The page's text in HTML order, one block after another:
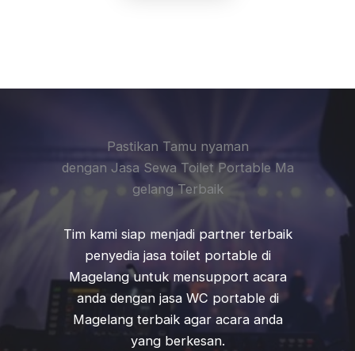
Pastikan Tamu nyaman
dengan Jasa Sewa Toilet Portable Ma
gelang Terbaik
Tim kami siap menjadi partner terbaik
penyedia jasa toilet portable di
Magelang untuk mensupport acara
anda dengan jasa WC portable di
Magelang terbaik agar acara anda
yang berkesan.